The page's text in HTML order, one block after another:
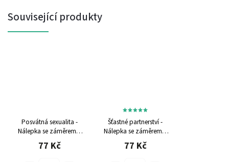
Související produkty
Posvátná sexualita -
Nálepka se záměrem 6
cm
77 Kč
Šťastné partnerství -
Nálepka se záměrem 6
cm
77 Kč